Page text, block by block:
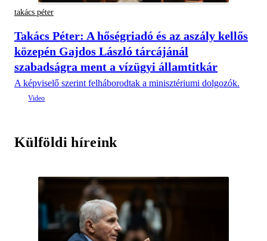
takács péter
Takács Péter: A hőségriadó és az aszály kellős
közepén Gajdos László tárcájánál
szabadságra ment a vízügyi államtitkár
A képviselő szerint felháborodtak a minisztériumi dolgozók.
Külföldi híreink